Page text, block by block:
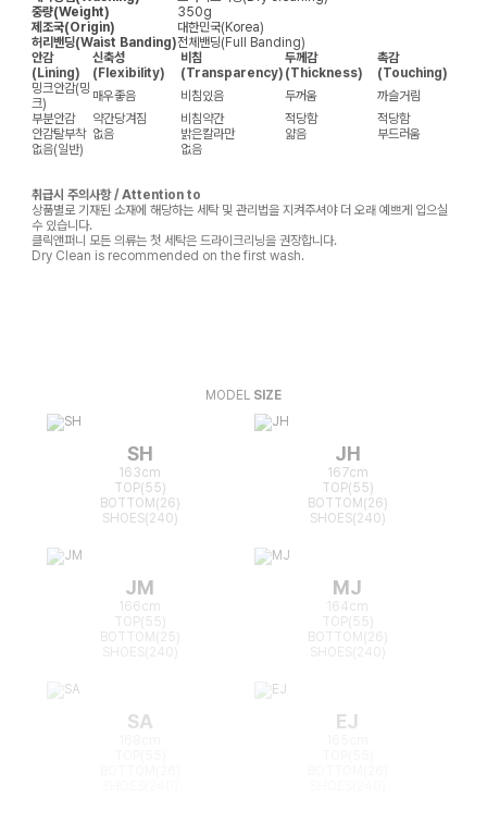
중량(Weight)
350g
제조국(Origin)
대한민국(Korea)
허리밴딩(Waist Banding)전체밴딩(Full Banding)
안감
(Lining)
신축성
(Flexibility)
비침
(Transparency)
두께감
(Thickness)
촉감
(Touching)
밍크안감(밍
크)
매우좋음 비침있음 두꺼움
까슬거림
부분안감
약간당겨짐 비침약간 적당함
적당함
안감탈부착 없음 밝은칼라만 얇음
부드러움
없음(일반)
없음
취급시 주의사항 / Attention to
상품별로 기재된 소재에 해당하는 세탁 및 관리법을 지켜주셔야 더 오래 예쁘게 입으실
수 있습니다.
클릭앤퍼니 모든 의류는 첫 세탁은 드라이크리닝을 권장합니다.
Dry Clean is recommended on the first wash.
MODEL SIZE
SH
163cm
TOP(55)
BOTTOM(26)
SHOES(240)
JH
167cm
TOP(55)
BOTTOM(26)
SHOES(240)
JM
166cm
TOP(55)
BOTTOM(25)
MJ
164cm
TOP(55)
BOTTOM(26)
SA EJ